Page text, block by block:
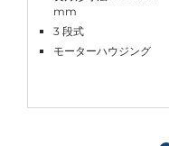
mm
3 段式
モーターハウジング